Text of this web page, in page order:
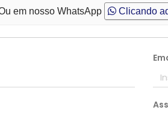
em nosso WhatsApp Clicando